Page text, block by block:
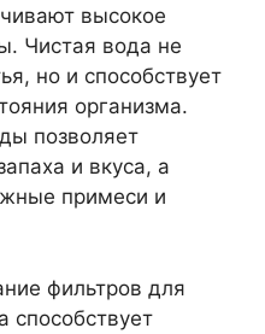
высокое
Чистая вода не
но и способствует
организма.
позволяет
и вкуса, а
примеси и
фильтров для
способствует